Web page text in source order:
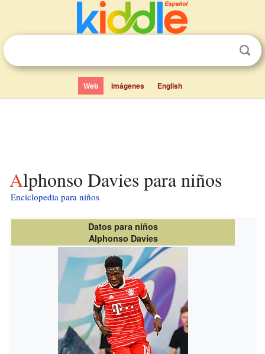
Web Imágenes English
Alphonso Davies para niños
Enciclopedia para niños
Datos para niños
Alphonso Davies